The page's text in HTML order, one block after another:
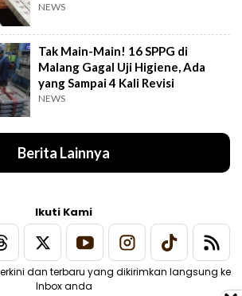
NEWS
Tak Main-Main! 16 SPPG di
Malang Gagal Uji Higiene, Ada
yang Sampai 4 Kali Revisi
NEWS
Berita Lainnya
Ikuti Kami
dan terbaru yang dikirimkan langsung ke
Inbox anda